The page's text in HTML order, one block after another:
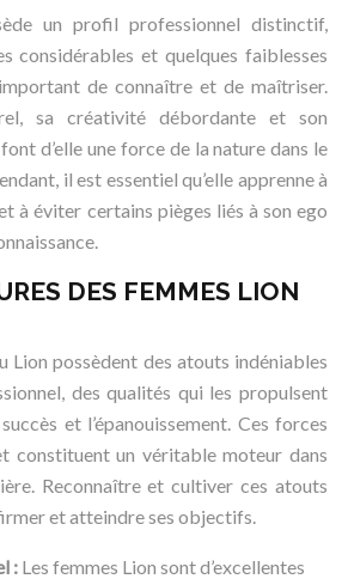
un profil professionnel distinctif,
considérables et quelques faiblesses
de connaître et de maîtriser.
sa créativité débordante et son
d’elle une force de la nature dans le
il est essentiel qu’elle apprenne à
à éviter certains pièges liés à son ego
DES FEMMES LION
Lion possèdent des atouts indéniables
des qualités qui les propulsent
et l’épanouissement. Ces forces
constituent un véritable moteur dans
Reconnaître et cultiver ces atouts
et atteindre ses objectifs.
: Les femmes Lion sont d’excellentes